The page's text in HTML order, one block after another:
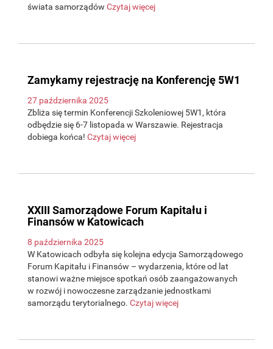
świata samorządów Czytaj więcej
Zamykamy rejestrację na Konferencję 5W1
27 października 2025
Zbliża się termin Konferencji Szkoleniowej 5W1, która
odbędzie się 6-7 listopada w Warszawie. Rejestracja
dobiega końca! Czytaj więcej
XXIII Samorządowe Forum Kapitału i
Finansów w Katowicach
8 października 2025
W Katowicach odbyła się kolejna edycja Samorządowego
Forum Kapitału i Finansów – wydarzenia, które od lat
stanowi ważne miejsce spotkań osób zaangażowanych
w rozwój i nowoczesne zarządzanie jednostkami
samorządu terytorialnego. Czytaj więcej